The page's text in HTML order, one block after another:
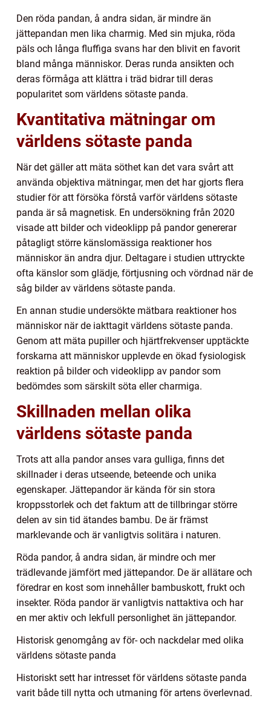
Den röda pandan, å andra sidan, är mindre än
jättepandan men lika charmig. Med sin mjuka, röda
päls och långa fluffiga svans har den blivit en favorit
bland många människor. Deras runda ansikten och
deras förmåga att klättra i träd bidrar till deras
popularitet som världens sötaste panda.
Kvantitativa mätningar om
världens sötaste panda
När det gäller att mäta söthet kan det vara svårt att
använda objektiva mätningar, men det har gjorts flera
studier för att försöka förstå varför världens sötaste
panda är så magnetisk. En undersökning från 2020
visade att bilder och videoklipp på pandor genererar
påtagligt större känslomässiga reaktioner hos
människor än andra djur. Deltagare i studien uttryckte
ofta känslor som glädje, förtjusning och vördnad när de
såg bilder av världens sötaste panda.
En annan studie undersökte mätbara reaktioner hos
människor när de iakttagit världens sötaste panda.
Genom att mäta pupiller och hjärtfrekvenser upptäckte
forskarna att människor upplevde en ökad fysiologisk
reaktion på bilder och videoklipp av pandor som
bedömdes som särskilt söta eller charmiga.
Skillnaden mellan olika
världens sötaste panda
Trots att alla pandor anses vara gulliga, finns det
skillnader i deras utseende, beteende och unika
egenskaper. Jättepandor är kända för sin stora
kroppsstorlek och det faktum att de tillbringar större
delen av sin tid ätandes bambu. De är främst
marklevande och är vanligtvis solitära i naturen.
Röda pandor, å andra sidan, är mindre och mer
trädlevande jämfört med jättepandor. De är allätare och
föredrar en kost som innehåller bambuskott, frukt och
insekter. Röda pandor är vanligtvis nattaktiva och har
en mer aktiv och lekfull personlighet än jättepandor.
Historisk genomgång av för- och nackdelar med olika
världens sötaste panda
Historiskt sett har intresset för världens sötaste panda
varit både till nytta och utmaning för artens överlevnad.